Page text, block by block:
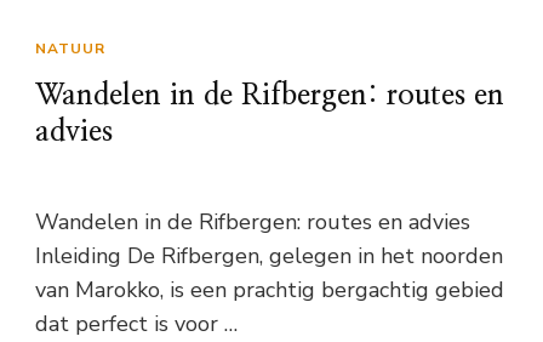
NATUUR
Wandelen in de Rifbergen: routes en
advies
Wandelen in de Rifbergen: routes en advies
Inleiding De Rifbergen, gelegen in het noorden
van Marokko, is een prachtig bergachtig gebied
dat perfect is voor …